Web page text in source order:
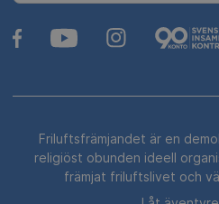
Friluftsfrämjandet är en
religiöst obunden ideell
främjat friluftslivet och